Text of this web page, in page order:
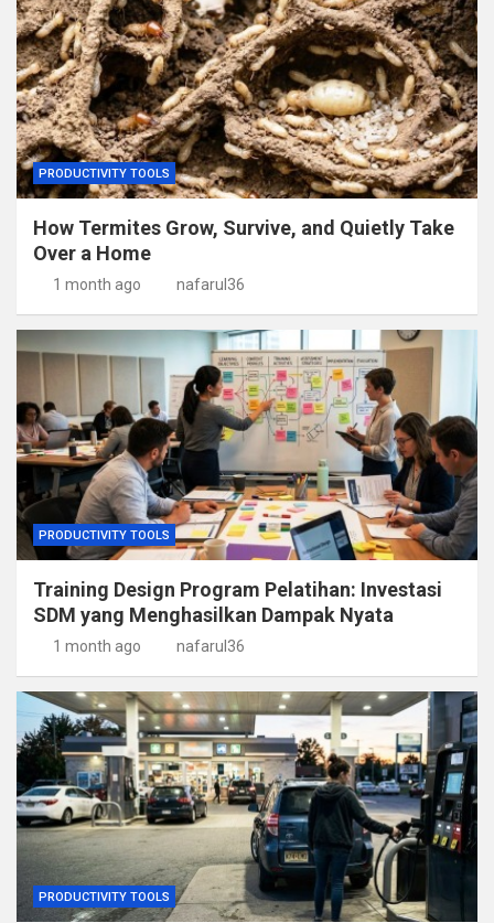
PRODUCTIVITY TOOLS
How Termites Grow, Survive, and Quietly Take
Over a Home
1 month ago nafarul36
PRODUCTIVITY TOOLS
Training Design Program Pelatihan: Investasi
SDM yang Menghasilkan Dampak Nyata
1 month ago nafarul36
PRODUCTIVITY TOOLS